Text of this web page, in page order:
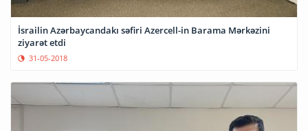
İsrailin Azərbaycandakı səfiri Azercell-in Barama Mərkəzini
ziyarət etdi
31-05-2018